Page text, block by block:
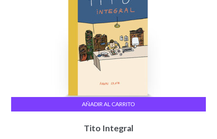
Tito Integral
AÑADIR AL CARRITO